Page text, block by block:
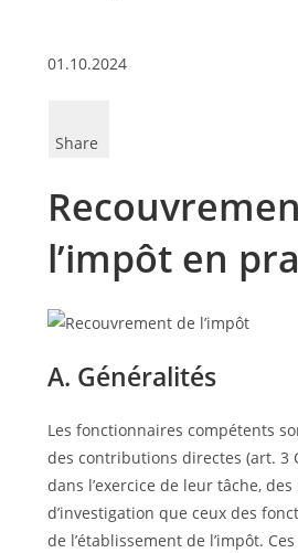
01.10.2024
Share
l’impôt en
A. Généralités
Les fonctionnaires compétents
des contributions directes (art. 3
dans l’exercice de leur tâche,
d’investigation que ceux des
de l’établissement de l’impôt.